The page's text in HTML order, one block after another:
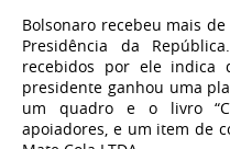
Bolsonaro recebeu mais
Presidência da
recebidos por ele indica
presidente ganhou uma
um quadro e o livro
apoiadores, e um item de